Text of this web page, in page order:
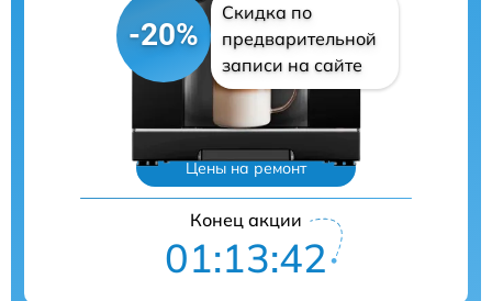
-20%
Скидка по
предварительной
записи на сайте
Цены на ремонт
Конец акции
01:13:41